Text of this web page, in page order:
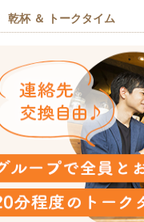
乾杯 ＆ トークタイム